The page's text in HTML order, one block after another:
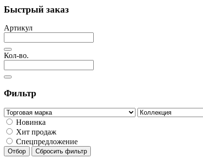
Быстрый заказ
Артикул
Кол-во.
Фильтр
Новинка
Хит продаж
Спецпредложение
Отбор Сбросить фильтр